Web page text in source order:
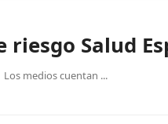
riesgo Salud
Los medios cuentan ...